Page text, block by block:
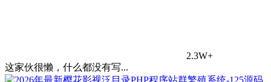
2.3W+
这家伙很懒，什么都没有写...